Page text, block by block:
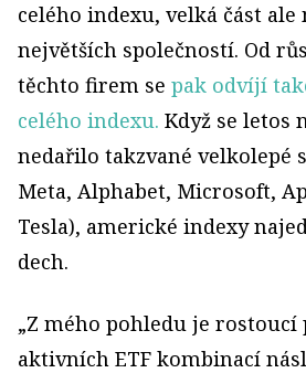
celého indexu, velká část
největších společností. Od
těchto firem se pak odvíjí
celého indexu. Když se letos
nedařilo takzvané velkolepé
Meta, Alphabet, Microsoft,
Tesla), americké indexy
dech.
„Z mého pohledu je rostoucí
aktivních ETF kombinací